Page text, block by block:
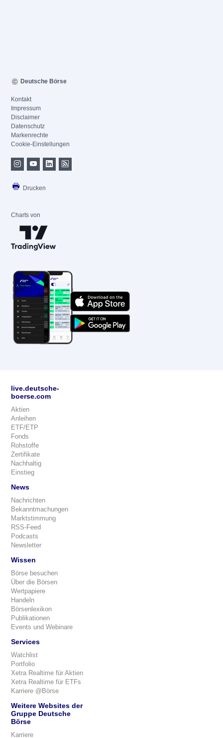
Deutsche Börse
Kontakt
Impressum
Disclaimer
Datenschutz
Markenrechte
Cookie-Einstellungen
Drucken
Charts von
live.deutsche-
boerse.com
Aktien
Anleihen
ETF/ETP
Fonds
Rohstoffe
Zertifikate
Nachhaltig
Einstieg
News
Nachrichten
Bekanntmachungen
Marktstimmung
RSS-Feed
Podcasts
Newsletter
Wissen
Börse besuchen
Über die Börsen
Wertpapiere
Handeln
Börsenlexikon
Publikationen
Events und Webinare
Services
Watchlist
Portfolio
Xetra Realtime für Aktien
Xetra Realtime für ETFs
Karriere @Börse
Weitere Websites der
Gruppe Deutsche
Börse
Karriere